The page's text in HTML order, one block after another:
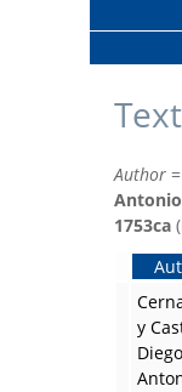
Author =
Antonio
1753ca (
y
Diego